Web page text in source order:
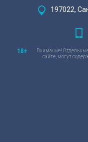
197022,
Внимание!
сайте, могут